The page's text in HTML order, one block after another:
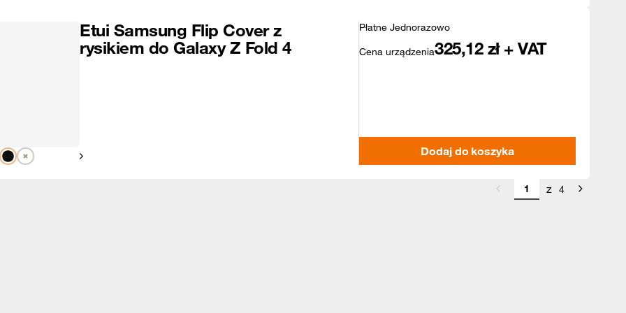
Pokaż następny
Etui Samsung Flip Cover z
rysikiem do Galaxy Z Fold 4
Płatne Jednorazowo
Cena urządzenia325,12 zł + VAT
Dodaj do koszyka
z 4